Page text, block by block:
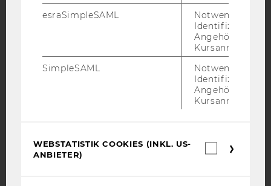
Blog
Bluesky
esraSimpleSAML
Notwendig zur
Identifizierung
Angehörige/r für
Kursanmeldung.
SimpleSAML
Notwendig zur
Identifizierung
Angehörige/r für
Kursanmeldung.
WEBSTATISTIK COOKIES (INKL. US-
ANBIETER)